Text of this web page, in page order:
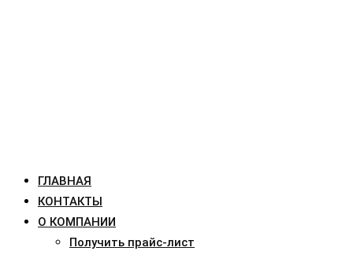
ГЛАВНАЯ
КОНТАКТЫ
О КОМПАНИИ
Получить прайс-лист